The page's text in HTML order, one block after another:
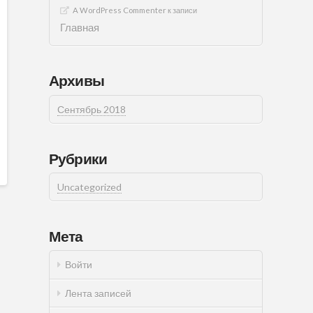
A WordPress Commenterк записи
Главная
Архивы
Сентябрь 2018
Рубрики
Uncategorized
Мета
Войти
Лента записей